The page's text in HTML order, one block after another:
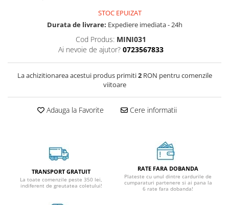
STOC EPUIZAT
Durata de livrare: Expediere imediata - 24h
Cod Produs: MINI031
Ai nevoie de ajutor? 0723567833
La achizitionarea acestui produs primiti2RON pentru comenzile
viitoare
Adauga la Favorite Cere informatii
TRANSPORT GRATUIT
La toate comenzile peste 350 lei,
indiferent de greutatea coletului!
RATE FARA DOBANDA
Plateste cu unul dintre cardurile de
cumparaturi partenere si ai pana la
6 rate fara dobanda!